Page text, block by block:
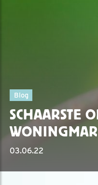
Blog
SCHAARSTE
03.06.22